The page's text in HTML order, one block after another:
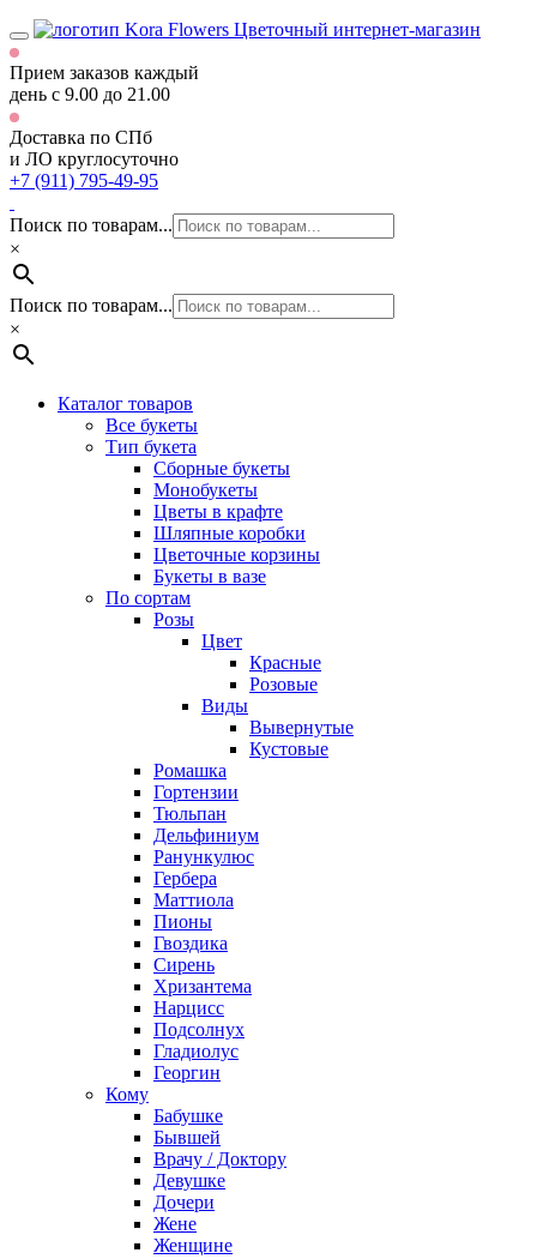
Цветочный интернет-магазин
Прием заказов каждый
день с 9.00 до 21.00
Доставка по СПб
и ЛО круглосуточно
+7 (911) 795-49-95
Поиск по товарам...
×
Поиск по товарам...
×
Каталог товаров
Все букеты
Тип букета
Сборные букеты
Монобукеты
Цветы в крафте
Шляпные коробки
Цветочные корзины
Букеты в вазе
По сортам
Розы
Цвет
Красные
Розовые
Виды
Вывернутые
Кустовые
Ромашка
Гортензии
Тюльпан
Дельфиниум
Ранункулюс
Гербера
Маттиола
Пионы
Гвоздика
Сирень
Хризантема
Нарцисс
Подсолнух
Гладиолус
Георгин
Кому
Бабушке
Бывшей
Врачу / Доктору
Девушке
Дочери
Жене
Женщине